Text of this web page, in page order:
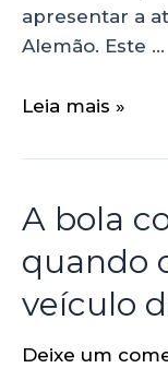
apresentar a
Alemão. Este …
Leia mais »
A bola
quando
veículo
Deixe um